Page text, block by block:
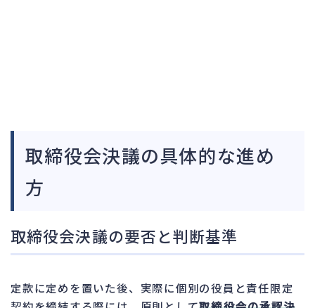
取締役会決議の具体的な進め
方
取締役会決議の要否と判断基準
定款に定めを置いた後、実際に個別の役員と責任限定